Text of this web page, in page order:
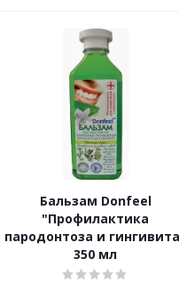
Бальзам Donfeel
"Профилактика
пародонтоза и
350 мл